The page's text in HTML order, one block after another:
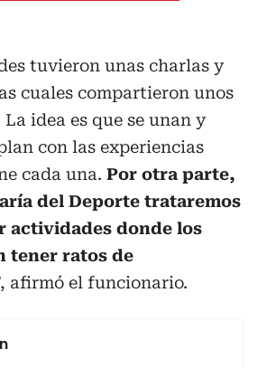
tuvieron unas charlas y
cuales compartieron unos
idea es que se unan y
con las experiencias
cada una. Por otra parte,
del Deporte trataremos
actividades donde los
tener ratos de
afirmó el funcionario.